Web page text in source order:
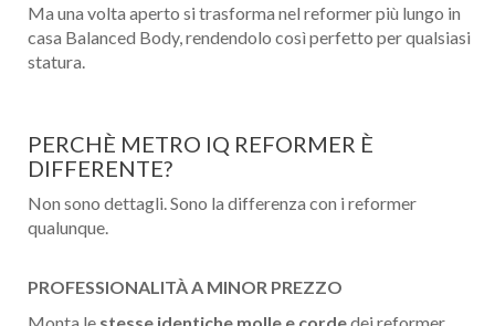
Ma una volta aperto si trasforma nel reformer più lungo in
casa Balanced Body, rendendolo così perfetto per qualsiasi
statura.
PERCHÈ METRO IQ REFORMER È
DIFFERENTE?
Non sono dettagli. Sono la differenza con i reformer
qualunque.
PROFESSIONALITÀ A MINOR PREZZO